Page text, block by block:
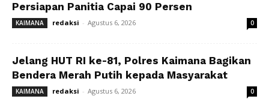
Persiapan Panitia Capai 90 Persen
KAIMANA redaksi - Agustus 6, 2026 0
Jelang HUT RI ke-81, Polres Kaimana Bagikan
Bendera Merah Putih kepada Masyarakat
KAIMANA redaksi - Agustus 6, 2026 0